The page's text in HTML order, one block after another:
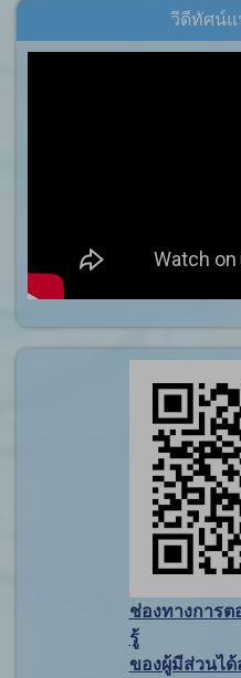
วีดีทัศน์แ
ช่องทางการ
รู้
ของผู้มีส่วนได้